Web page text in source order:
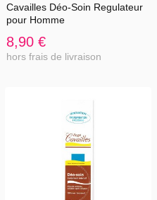
Cavailles Déo-Soin Regulateur
pour Homme
8,90 €
hors frais de livraison